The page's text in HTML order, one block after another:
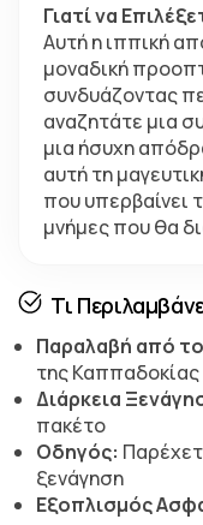
Γιατί να
Αυτή η ιππική
μοναδική
συνδυάζοντας
αναζητάτε μια
μια ήσυχη
αυτή τη
που υπερβαίνει
μνήμες που θα
Τι
Παραλαβή από
της Καππαδοκίας
Διάρκεια
πακέτο
Οδηγός:
ξενάγηση
Εξοπλισμός